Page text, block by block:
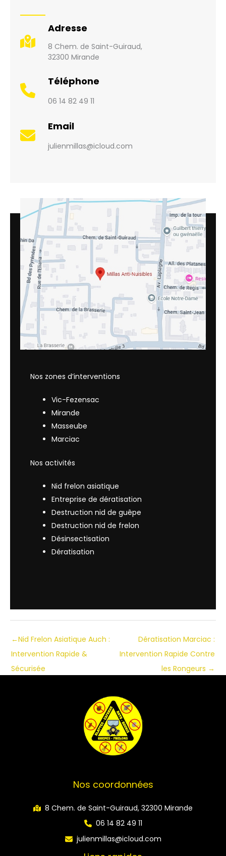
Adresse
8 Chem. de Saint-Guiraud,
32300 Mirande
Téléphone
06 14 82 49 11
Email
julienmillas@icloud.com
Nos zones d’interventions
Vic-Fezensac
Mirande
Masseube
Marciac
Nos activités
Nid frelon asiatique
Entreprise de dératisation
Destruction nid de guêpe
Destruction nid de frelon
Désinsectisation
Dératisation
←Nid Frelon Asiatique Auch :
Intervention Rapide &
Sécurisée
Dératisation Marciac :
Intervention Rapide Contre
les Rongeurs →
Nos coordonnées
8 Chem. de Saint-Guiraud, 32300 Mirande
06 14 82 49 11
julienmillas@icloud.com